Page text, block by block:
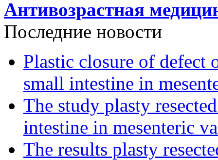
Антивозрастная
Последние новости
Plastic closure of defect
small intestine in
The study plasty
intestine in mesenteric
The results plasty